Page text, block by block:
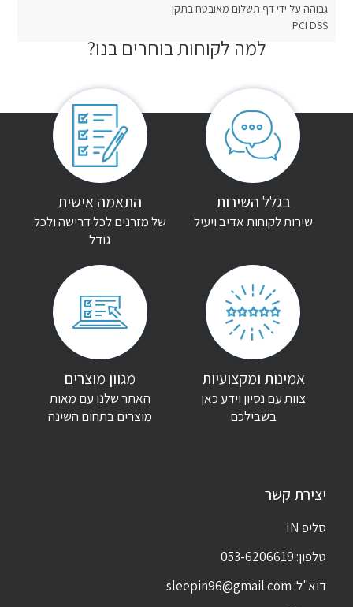
גבוהה על ידי דף תשלום מאובטח בתקן
PCI DSS
אין עדיין חוות דעת.
היה הראשון לכתוב סקירה “מיטה מעץ מלא חנית”
האימייל לא יוצג באתר.
שדות החובה מסומנים
שמור בדפדפן זה את השם, האימייל והאתר שלי לפעם הבאה שאגיב.
למה לקוחות בוחרים בנו?
בגלל השירות
שירות לקוחות אדיב ויעיל
התאמה אישית
של מזרנים לכל דרישה ולכל
גודל
אמינות ומקצועיות
צוות עם נסיון וידע כאן
בשבילכם
מגוון מוצרים
האתר שלנו עם מאות
מוצרים בתחום השינה
יצירת קשר
סליפ IN
טלפון:053-6206619
דוא"ל:sleepin96@gmail.com